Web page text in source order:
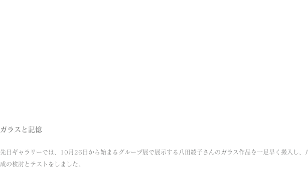
ガラスと記憶
先日ギャラリーでは、10月26日から始まるグループ展で展示する八田綾子さんのガラス作品を一足早く搬入し、
成の検討とテストをしました。